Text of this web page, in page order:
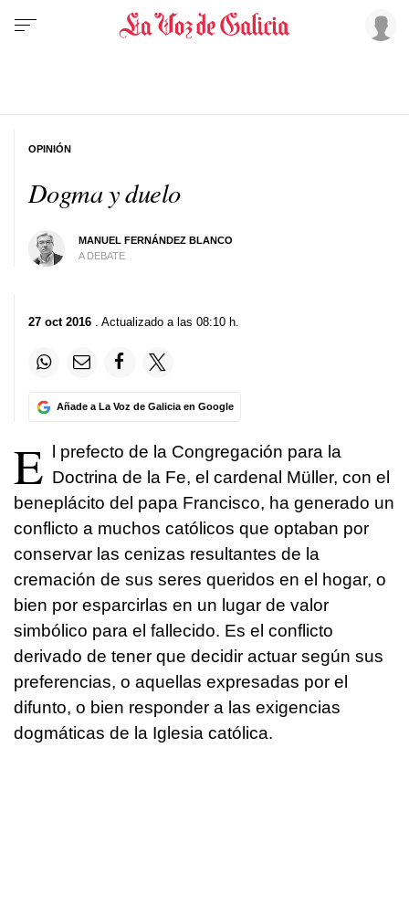
Dogma y duelo
MANUEL FERNÁNDEZ BLANCO
A DEBATE
OPINIÓN
27 oct 2016 . Actualizado a las 08:10 h.
Añade a La Voz de Galicia en Google
E
l prefecto de la Congregación para la
Doctrina de la Fe, el cardenal Müller, con el
beneplácito del papa Francisco, ha generado un
conflicto a muchos católicos que optaban por
conservar las cenizas resultantes de la
cremación de sus seres queridos en el hogar, o
bien por esparcirlas en un lugar de valor
simbólico para el fallecido. Es el conflicto
derivado de tener que decidir actuar según sus
preferencias, o aquellas expresadas por el
difunto, o bien responder a las exigencias
dogmáticas de la Iglesia católica.